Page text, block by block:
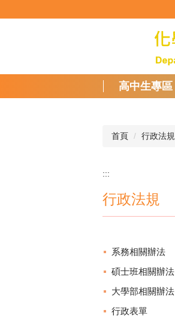
到
高中生專區
首頁 行政法規
:::
行政法規
系務相關辦法
碩士班相關辦法
大學部相關辦法
行政表單